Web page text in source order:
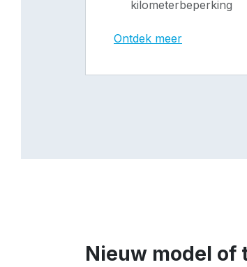
kilometerbeperking
Ontdek meer
Nieuw model of